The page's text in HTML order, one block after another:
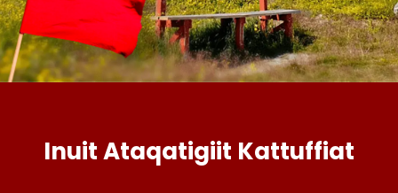
Inuit Ataqatigiit Kattuffiat